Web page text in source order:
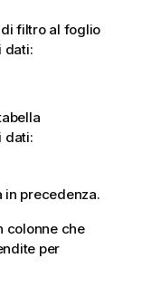
filtro al foglio
dati:
dati:
in precedenza.
colonne che
per